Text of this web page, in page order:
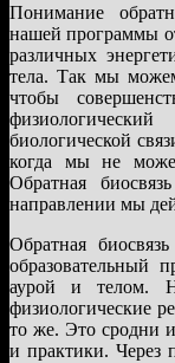
Понимание
нашей программы
различных
тела. Так мы можем
чтобы
биологической
когда мы не
Обратная
направлении мы
Обратная
образовательный
аурой и телом.
физиологические
то же. Это сродни
и практики. Через